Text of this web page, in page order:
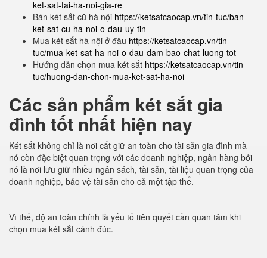
ket-sat-tai-ha-noi-gia-re
Bán két sắt cũ hà nội https://ketsatcaocap.vn/tin-tuc/ban-
ket-sat-cu-ha-noi-o-dau-uy-tin
Mua két sắt hà nội ở đâu https://ketsatcaocap.vn/tin-
tuc/mua-ket-sat-ha-noi-o-dau-dam-bao-chat-luong-tot
Hướng dẫn chọn mua két sắt https://ketsatcaocap.vn/tin-
tuc/huong-dan-chon-mua-ket-sat-ha-noi
Các sản phẩm két sắt gia
đình tốt nhất hiện nay
Két sắt không chỉ là nơi cất giữ an toàn cho tài sản gia đình mà
nó còn đặc biệt quan trọng với các doanh nghiệp, ngân hàng bởi
nó là nơi lưu giữ nhiều ngân sách, tài sản, tài liệu quan trọng của
doanh nghiệp, bảo vệ tài sản cho cả một tập thể.
Vì thế, độ an toàn chính là yếu tố tiên quyết cần quan tâm khi
chọn mua két sắt cánh đúc.